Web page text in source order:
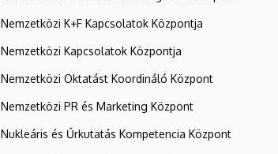
Nemzetközi K+F Kapcsolatok Központja
Nemzetközi Kapcsolatok Központja
Nemzetközi Oktatást Koordináló Központ
Nemzetközi PR és Marketing Központ
Nukleáris és Űrkutatás Kompetencia Központ